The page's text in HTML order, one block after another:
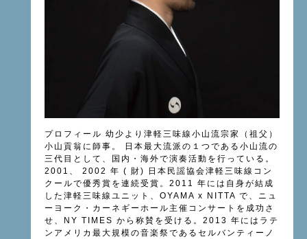
プロフィール 幼少より津軽三味線小山流宗家（祖父）
小山貢翁に師事。 日本最大流派の１つである小山流の
三代目として、国内・海外で演奏活動を行っている。
2001、 2002 年 ( 財) 日本民謡協会津軽三味線コン
クールで優秀賞を連続受賞。2011 年には自身が結成
した津軽三味線ユニット、OYAMA x NITTA で、ニュ
ーヨーク・カーネギーホール主催コンサートを成功さ
せ、NY TIMES から称賛を受ける。2013 年にはラテ
ンアメリカ最大規模の音楽祭であるセルバンティーノ